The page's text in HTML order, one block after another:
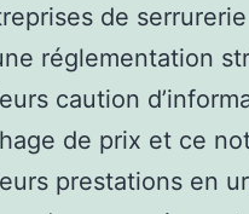
de
réglementation
caution
de prix et ce
prestations en